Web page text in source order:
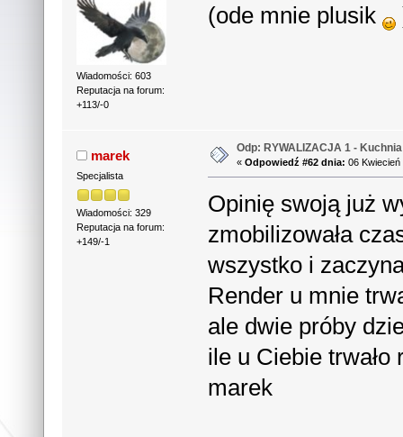
Wiadomości: 603
Reputacja na forum:
+113/-0
(ode mnie plusik
marek
Specjalista
Wiadomości: 329
Reputacja na forum:
+149/-1
Odp: RYWALIZACJA 1 -
«Odpowiedź #62 dnia: 06
Opinię swoją już
zmobilizowała
wszystko i
Render u mnie
ale dwie próby
ile u Ciebie
marek